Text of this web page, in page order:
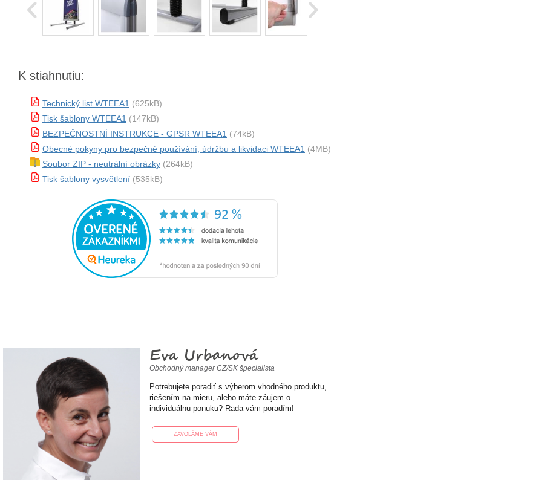
K stiahnutiu:
Technický list WTEEA1 (625kB)
Tisk šablony WTEEA1 (147kB)
BEZPEČNOSTNÍ INSTRUKCE - GPSR WTEEA1 (74kB)
Obecné pokyny pro bezpečné používání, údržbu a likvidaci WTEEA1 (4MB)
Soubor ZIP - neutrální obrázky (264kB)
Tisk šablony vysvětlení (535kB)
Eva Urbanová
Obchodný manager CZ/SK špecialista
Potrebujete poradiť s výberom vhodného produktu,
riešením na mieru, alebo máte záujem o
individuálnu ponuku? Rada vám poradím!
ZAVOLÁME VÁM